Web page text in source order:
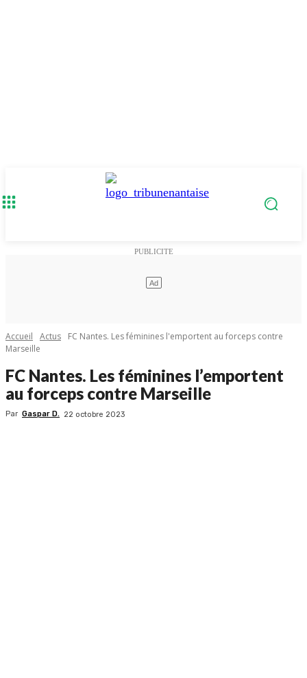
Accueil Actus
FC Nantes. Les féminines l'emportent au forceps contre
Marseille
FC Nantes. Les féminines l’emportent
au forceps contre Marseille
Par Gaspar D. 22 octobre 2023